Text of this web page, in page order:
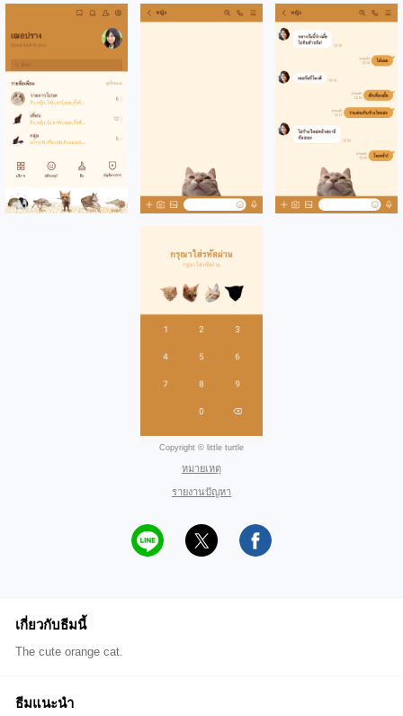
Copyright © little turtle
หมายเหตุ
รายงานปัญหา
เกี่ยวกับธีมนี้
The cute orange cat.
ธีมแนะนำ